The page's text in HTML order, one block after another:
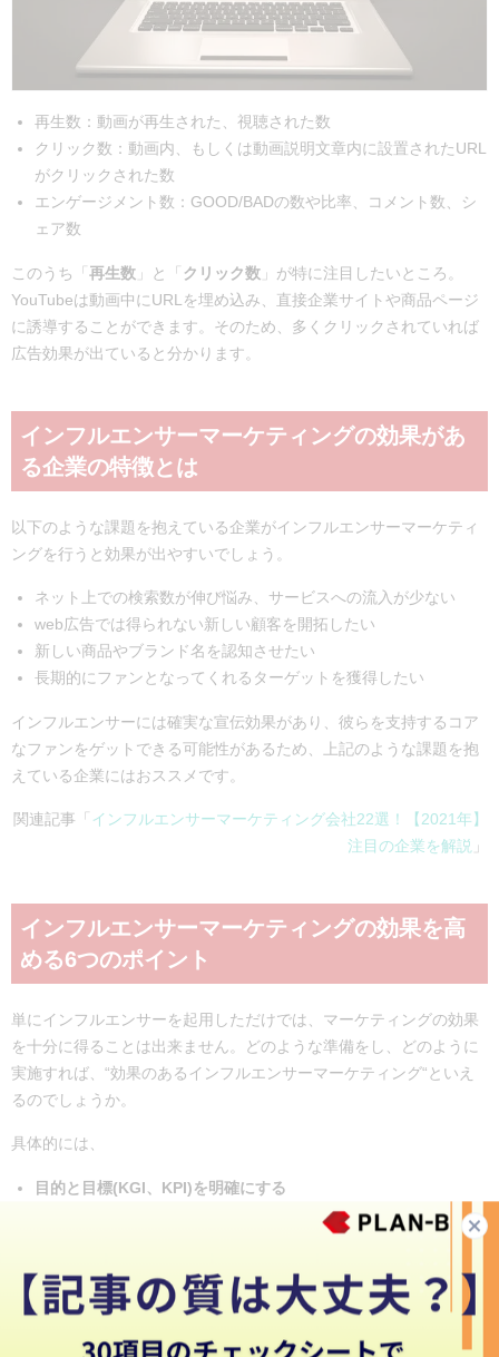
再生数：動画が再生された、視聴された数
クリック数：動画内、もしくは動画説明文章内に設置されたURL
がクリックされた数
エンゲージメント数：GOOD/BADの数や比率、コメント数、シ
ェア数
このうち「 再生数 」と「 クリック数 」が特に注目したいところ。
YouTubeは動画中にURLを埋め込み、直接企業サイトや商品ページ
に誘導することができます。そのため、多くクリックされていれば
広告効果が出ていると分かります。
インフルエンサーマーケティングの効果があ
る企業の特徴とは
以下のような課題を抱えている企業がインフルエンサーマーケティ
ングを行うと効果が出やすいでしょう。
ネット上での検索数が伸び悩み、サービスへの流入が少ない
web広告では得られない新しい顧客を開拓したい
新しい商品やブランド名を認知させたい
長期的にファンとなってくれるターゲットを獲得したい
インフルエンサーには確実な宣伝効果があり、彼らを支持するコア
なファンをゲットできる可能性があるため、上記のような課題を抱
えている企業にはおススメです。
関連記事「 インフルエンサーマーケティング会社22選！【2021年】
注目の企業を解説 」
インフルエンサーマーケティングの効果を高
める6つのポイント
単にインフルエンサーを起用しただけでは、マーケティングの効果
を十分に得ることは出来ません。どのような準備をし、どのように
実施すれば、“効果のあるインフルエンサーマーケティング“といえ
るのでしょうか。
具体的には、
目的と目標(KGI、KPI)を明確にする
入念に打ち合わせをする
わざとらしくない演出をする